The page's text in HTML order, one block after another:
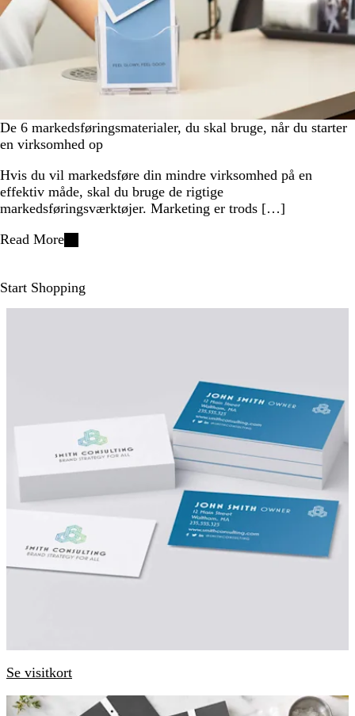
De 6 markedsføringsmaterialer, du skal bruge, når du starter
en virksomhed op
Hvis du vil markedsføre din mindre virksomhed på en
effektiv måde, skal du bruge de rigtige
markedsføringsværktøjer. Marketing er trods […]
Read More
Start Shopping
Se visitkort